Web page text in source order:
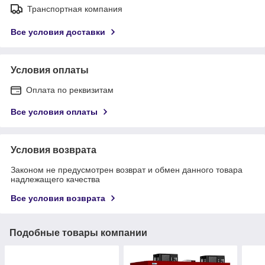
Транспортная компания
Все условия доставки
Условия оплаты
Оплата по реквизитам
Все условия оплаты
Условия возврата
Законом не предусмотрен возврат и обмен данного товара
надлежащего качества
Все условия возврата
Подобные товары компании